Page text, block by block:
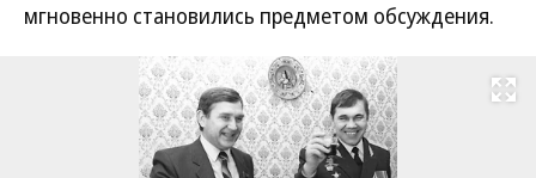
мгновенно становились предметом обсуждения.
Развернуть